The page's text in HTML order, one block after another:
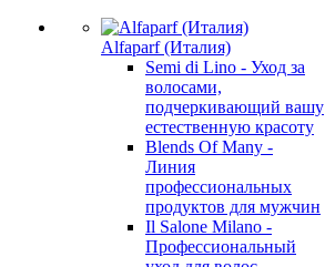
Alfaparf (Италия)
Semi di Lino - Уход за
волосами,
подчеркивающий вашу
естественную красоту
Blends Of Many -
Линия
профессиональных
продуктов для мужчин
Il Salone Milano -
Профессиональный